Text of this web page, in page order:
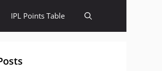
IPL Points Table